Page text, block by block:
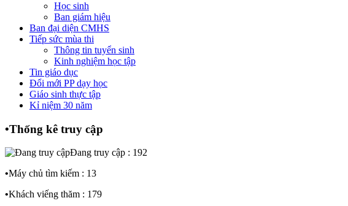
Học sinh
Ban giám hiệu
Ban đại diện CMHS
Tiếp sức mùa thi
Thông tin tuyển sinh
Kinh nghiệm học tập
Tin giáo dục
Đổi mới PP dạy học
Giáo sinh thực tập
Kỉ niệm 30 năm
•Thống kê truy cập
Đang truy cập : 192
•Máy chủ tìm kiếm : 13
•Khách viếng thăm : 179